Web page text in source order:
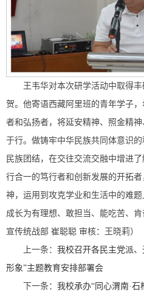
王韦华对本次研学活动中取得
贺。他寄语西藏阿里班的青年学子
者和弘扬者，将延安精神、照金精
于行。做铸牢中华民族共同体意识
民族团结，在交往交流交融中增进
行合一的笃行者和创新发展的开拓
神，运用到攻克学业和生活中的难
成长为有理想、敢担当、能吃苦、
宣传统战部 崔聪聪 审核：王晓莉）
上一条： 我校召开各民主党派
形象”主题教育安排部署会
下一条： 我校承办“同心渭南·